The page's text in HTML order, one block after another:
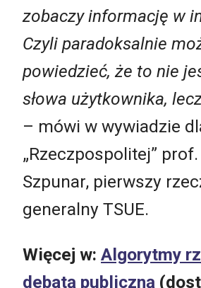
zobaczy informację w
Czyli paradoksalnie
powiedzieć, że to nie
słowa użytkownika,
– mówi w wywiadzie
„Rzeczpospolitej”
Szpunar, pierwszy
generalny TSUE.
Więcej w: Algorytmy
debatą publiczną